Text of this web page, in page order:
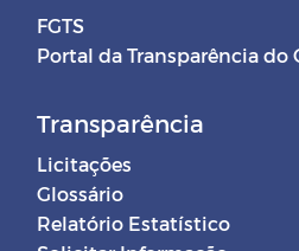
FGTS
Portal da Transparência do
Transparência
Licitações
Glossário
Relatório Estatístico